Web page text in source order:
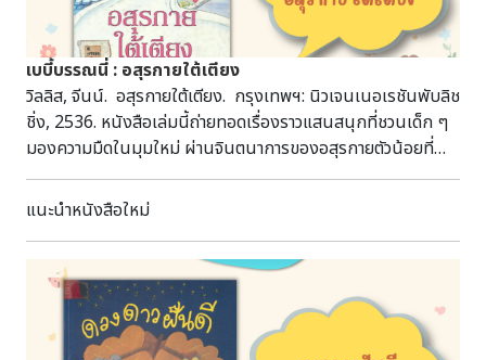
เบบี้บรรณนี่ : อสุรกายใต้เตียง
วิลลิส, จีนน์. อสุรกายใต้เตียง. กรุงเทพฯ: นิวเจนเนอเรชันพับลิช
ชิ่ง, 2536. หนังสือเล่มนี้ถ่ายทอดเรื่องราวแสนสนุกที่ชวนเด็ก ๆ
มองความมืดในมุมใหม่ ผ่านจินตนาการของอสุรกายตัวน้อยที่
กลับเป็นฝ่ายหวาดกลัวมนุษย์เช่นเดียวกับที่เด็ก ๆ กลัวอสุรกาย
เนื้อหาแฝงอารมณ์ขันและข้อคิดเกี่ยวกับการเอาชนะความกลัว
จินตนาการของเด็กผ่านเรื่องเล่าที่อบอุ่นและน่าติดตาม ย
ว713อ ห้องหนูรักการอ่าน
แนะนำหนังสือใหม่